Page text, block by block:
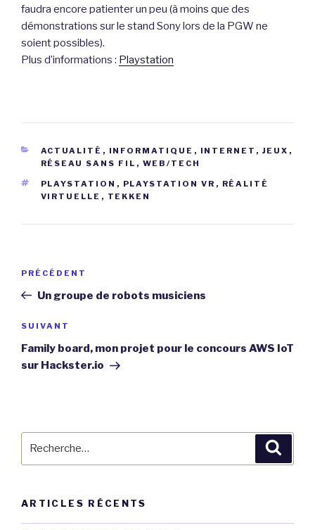
faudra encore patienter un peu (à moins que des
démonstrations sur le stand Sony lors de la PGW ne
soient possibles).
Plus d’informations : Playstation
CATÉGORIES
ACTUALITÉ , INFORMATIQUE , INTERNET , JEUX ,
RÉSEAU SANS FIL , WEB/TECH
ÉTIQUETTES
PLAYSTATION , PLAYSTATION VR , RÉALITÉ
VIRTUELLE , TEKKEN
Navigation
l’article
Article
précédent
PRÉCÉDENT
Un groupe de robots musiciens
Article
suivant
SUIVANT
Family board, mon projet pour le concours AWS IoT
sur Hackster.io
ARTICLES RÉCENTS